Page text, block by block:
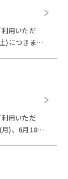
用いただ
)につきまし
用いただ
)、6月18日